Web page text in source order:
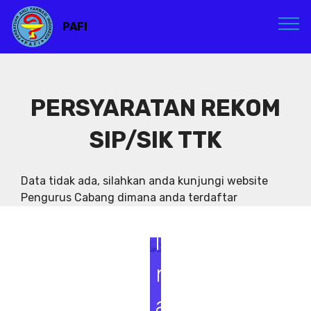
PAFI
PERSYARATAN REKOM
SIP/SIK TTK
Data tidak ada, silahkan anda kunjungi website
Pengurus Cabang dimana anda terdaftar
S
e
m
i
n
a